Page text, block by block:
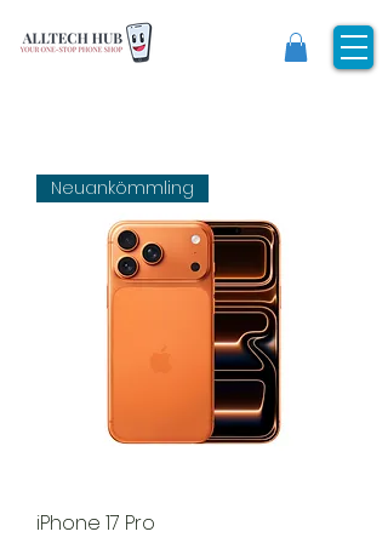
Neuankömmling
iPhone 17 Pro